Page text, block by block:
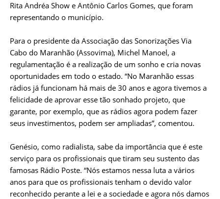
Rita Andréa Show e Antônio Carlos Gomes, que foram
representando o município.
Para o presidente da Associação das Sonorizações Via
Cabo do Maranhão (Assovima), Michel Manoel, a
regulamentação é a realização de um sonho e cria novas
oportunidades em todo o estado. “No Maranhão essas
rádios já funcionam há mais de 30 anos e agora tivemos a
felicidade de aprovar esse tão sonhado projeto, que
garante, por exemplo, que as rádios agora podem fazer
seus investimentos, podem ser ampliadas”, comentou.
Genésio, como radialista, sabe da importância que é este
serviço para os profissionais que tiram seu sustento das
famosas Rádio Poste. “Nós estamos nessa luta a vários
anos para que os profissionais tenham o devido valor
reconhecido perante a lei e a sociedade e agora nós damos